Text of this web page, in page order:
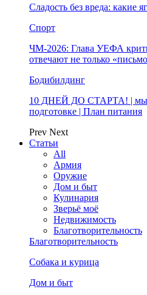
Сладость без вреда: какие
Спорт
ЧМ-2026: Глава УЕФА
отвечают не только
Бодибилдинг
10 ДНЕЙ ДО СТАРТА! |
подготовке | План питания
Prev Next
Статьи
All
Армия
Оружие
Дом и быт
Кулинария
Зверьё моё
Недвижимость
Благотворительность
Благотворительность
Собака и курица
Дом и быт